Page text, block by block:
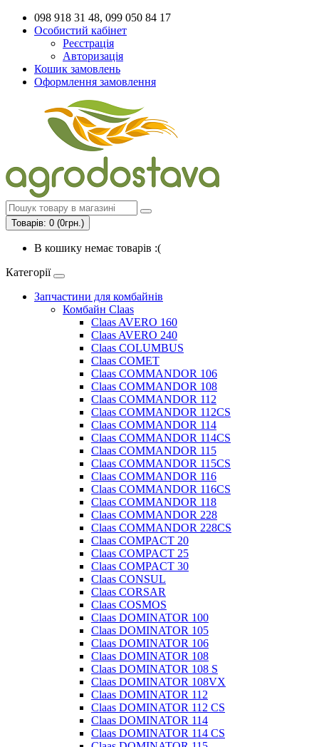
098 918 31 48, 099 050 84 17
Особистий кабінет
Реєстрація
Авторизація
Кошик замовлень
Оформлення замовлення
Товарів: 0 (0грн.)
В кошику немає товарів :(
Категорії
Запчастини для комбайнів
Комбайн Claas
Claas AVERO 160
Claas AVERO 240
Claas COLUMBUS
Claas COMET
Claas COMMANDOR 106
Claas COMMANDOR 108
Claas COMMANDOR 112
Claas COMMANDOR 112CS
Claas COMMANDOR 114
Claas COMMANDOR 114CS
Claas COMMANDOR 115
Claas COMMANDOR 115CS
Claas COMMANDOR 116
Claas COMMANDOR 116CS
Claas COMMANDOR 118
Claas COMMANDOR 228
Claas COMMANDOR 228CS
Claas COMPACT 20
Claas COMPACT 25
Claas COMPACT 30
Claas CONSUL
Claas CORSAR
Claas COSMOS
Claas DOMINATOR 100
Claas DOMINATOR 105
Claas DOMINATOR 106
Claas DOMINATOR 108
Claas DOMINATOR 108 S
Claas DOMINATOR 108VX
Claas DOMINATOR 112
Claas DOMINATOR 112 CS
Claas DOMINATOR 114
Claas DOMINATOR 114 CS